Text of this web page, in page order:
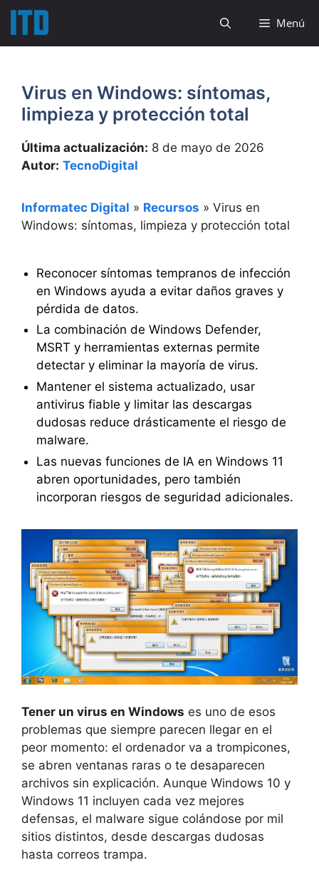
Saltar
contenido
Menú
Virus en Windows: síntomas,
limpieza y protección total
Última actualización: 8 de mayo de 2026
Autor: TecnoDigital
Informatec Digital » Recursos » Virus en
Windows: síntomas, limpieza y protección total
Reconocer síntomas tempranos de infección
en Windows ayuda a evitar daños graves y
pérdida de datos.
La combinación de Windows Defender,
MSRT y herramientas externas permite
detectar y eliminar la mayoría de virus.
Mantener el sistema actualizado, usar
antivirus fiable y limitar las descargas
dudosas reduce drásticamente el riesgo de
malware.
Las nuevas funciones de IA en Windows 11
abren oportunidades, pero también
incorporan riesgos de seguridad adicionales.
Tener un virus en Windows es uno de esos
problemas que siempre parecen llegar en el
peor momento: el ordenador va a trompicones,
se abren ventanas raras o te desaparecen
archivos sin explicación. Aunque Windows 10 y
Windows 11 incluyen cada vez mejores
defensas, el malware sigue colándose por mil
sitios distintos, desde descargas dudosas
hasta correos trampa.